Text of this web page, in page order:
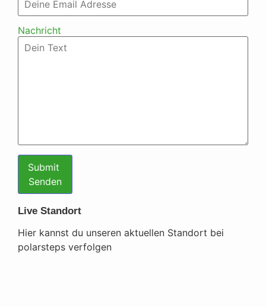
Nachricht
Submit
Senden
Live Standort
Hier kannst du unseren aktuellen Standort bei
polarsteps verfolgen